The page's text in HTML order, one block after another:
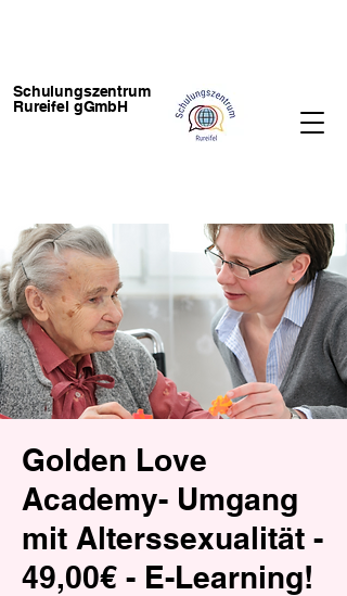
Schulungszentrum
Rureifel gGmbH
Golden Love
Academy- Umgang
mit Alterssexualität -
49,00€ - E-Learning!